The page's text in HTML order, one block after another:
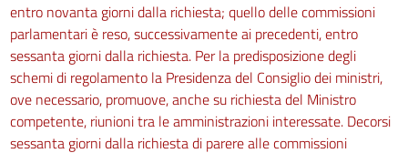
entro novanta giorni dalla richiesta; quello delle commissioni
parlamentari è reso, successivamente ai precedenti, entro
sessanta giorni dalla richiesta. Per la predisposizione degli
schemi di regolamento la Presidenza del Consiglio dei ministri,
ove necessario, promuove, anche su richiesta del Ministro
competente, riunioni tra le amministrazioni interessate. Decorsi
sessanta giorni dalla richiesta di parere alle commissioni